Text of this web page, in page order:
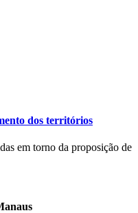
dos territórios
em torno da proposição de